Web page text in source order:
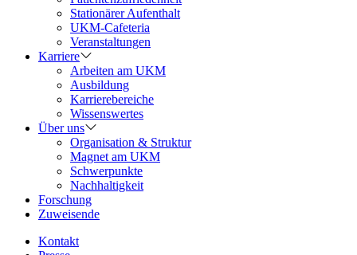
Stationärer Aufenthalt
UKM-Cafeteria
Veranstaltungen
Karriere
Arbeiten am UKM
Ausbildung
Karrierebereiche
Wissenswertes
Über uns
Organisation & Struktur
Magnet am UKM
Schwerpunkte
Nachhaltigkeit
Forschung
Zuweisende
Kontakt